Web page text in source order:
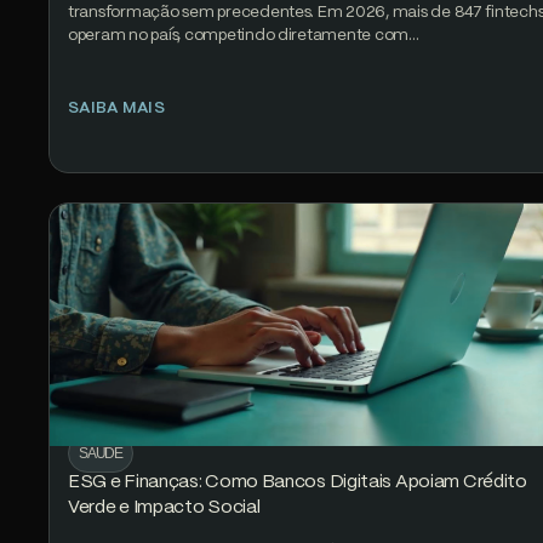
transformação sem precedentes. Em 2026, mais de 847
operam no país, competindo diretamente com…
SAIBA MAIS
SAÚDE
ESG e Finanças: Como Bancos Digitais Apoiam Crédito
Verde e Impacto Social